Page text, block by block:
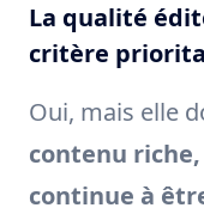
La qualité
critère
Oui, mais elle
contenu
continue à